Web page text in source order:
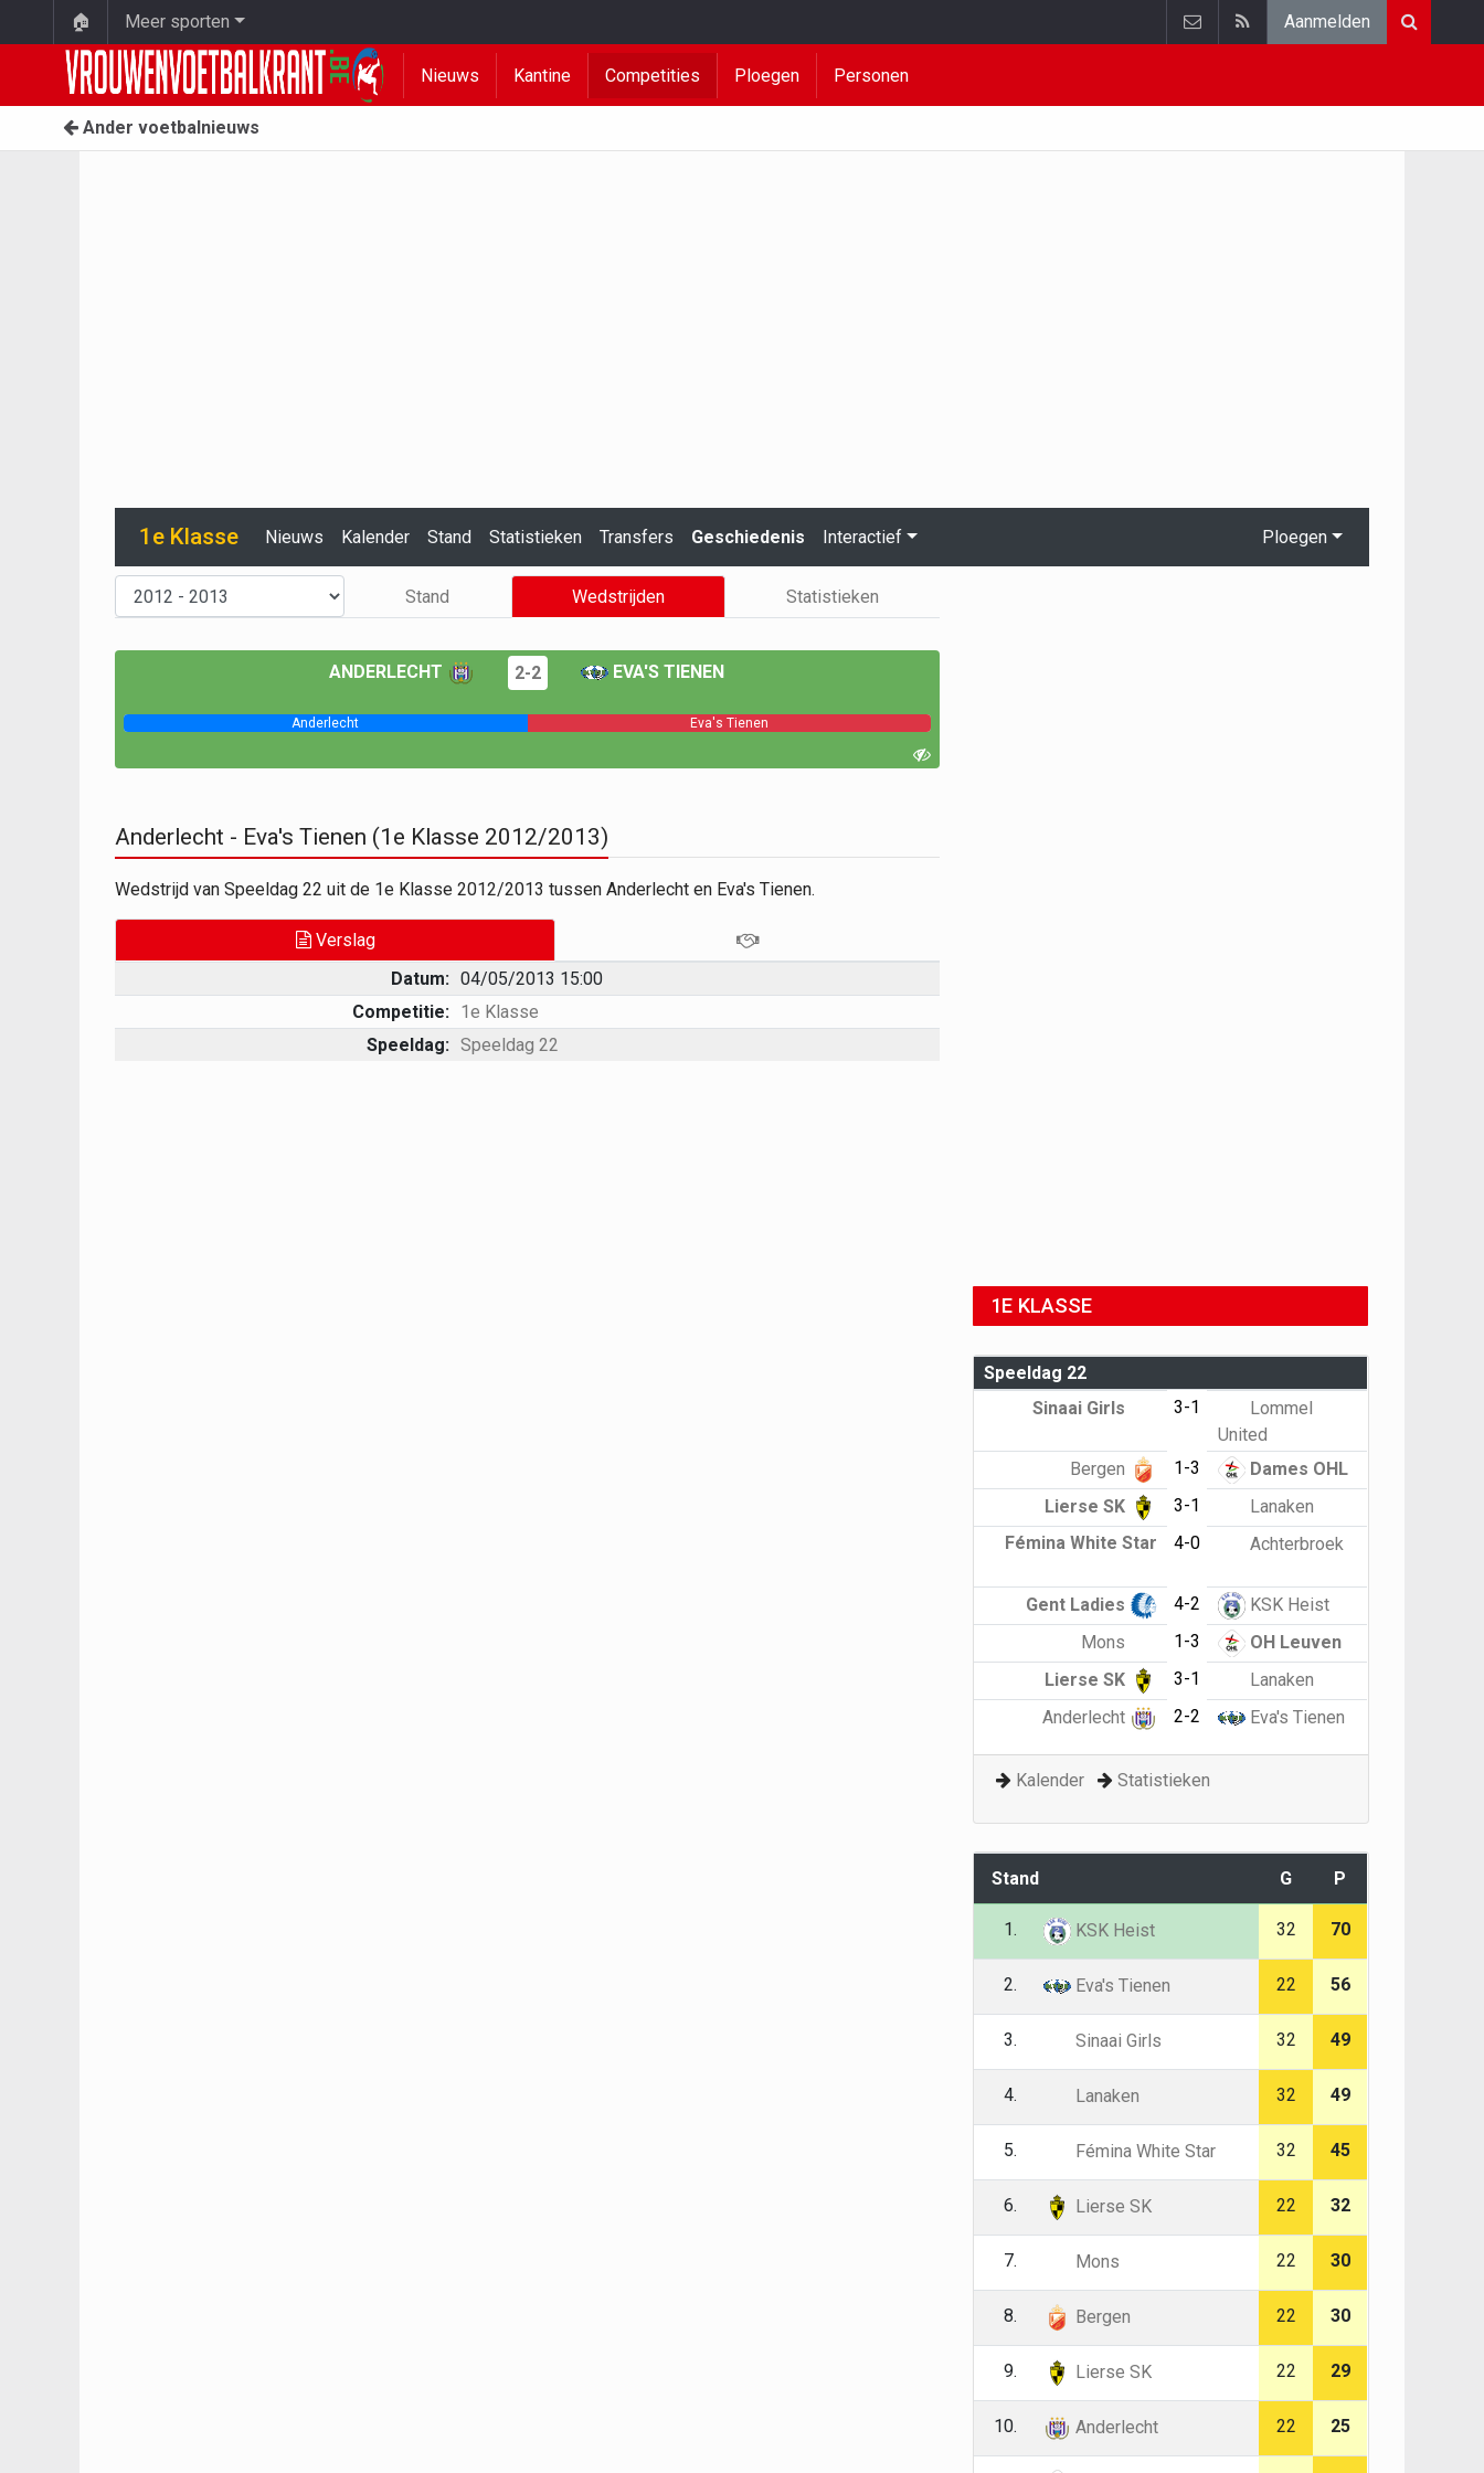
🏠 Meer sporten Aanmelden
Nieuws Kantine Competities Ploegen Personen
Ander voetbalnieuws
1e Klasse Nieuws Kalender Stand Statistieken Transfers Geschiedenis Interactief Ploegen
Stand Wedstrijden Statistieken
ANDERLECHT 2-2 EVA'S TIENEN
Anderlecht Eva's Tienen
Anderlecht - Eva's Tienen (1e Klasse 2012/2013)
Wedstrijd van Speeldag 22 uit de 1e Klasse 2012/2013 tussen Anderlecht en Eva's Tienen.
Verslag
Datum: 04/05/2013 15:00
Competitie: 1e Klasse
Speeldag: Speeldag 22
1E KLASSE
Speeldag 22
Sinaai Girls
3-1
Lommel
United
Bergen
1-3
Dames OHL
Lierse SK
3-1
Lanaken
Fémina White Star
4-0 Achterbroek
Gent Ladies 4-2
KSK Heist
Mons
1-3
OH Leuven
Lierse SK
3-1
Lanaken
Anderlecht
2-2 Eva's Tienen
Kalender Statistieken
Stand G P
1. KSK Heist 32 70
2. Eva's Tienen 22 56
3. Sinaai Girls 32 49
4. Lanaken 32 49
5. Fémina White Star 32 45
6. Lierse SK 22 32
7. Mons 22 30
8. Bergen 22 30
9. Lierse SK 22 29
10. Anderlecht 22 25